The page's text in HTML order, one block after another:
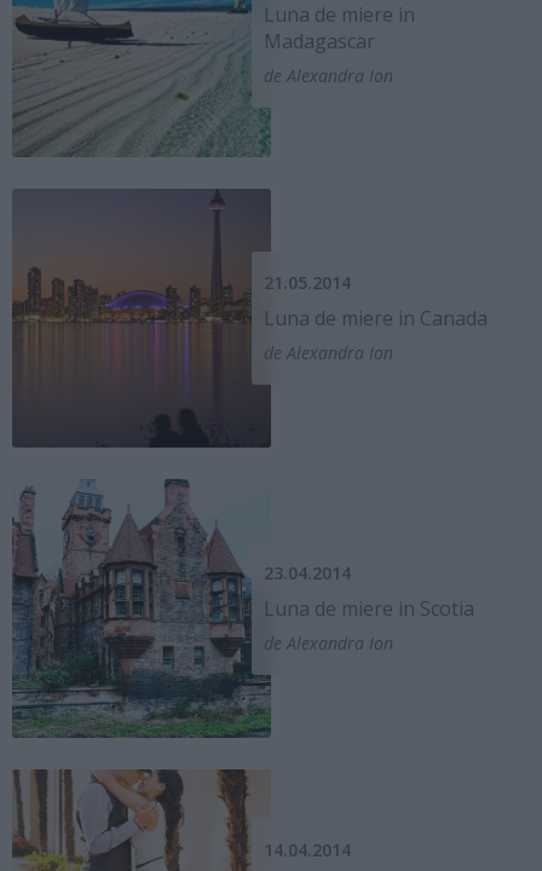
Luna de miere in
Madagascar
de Alexandra Ion
21.05.2014
Luna de miere in Canada
de Alexandra Ion
23.04.2014
Luna de miere in Scotia
de Alexandra Ion
14.04.2014